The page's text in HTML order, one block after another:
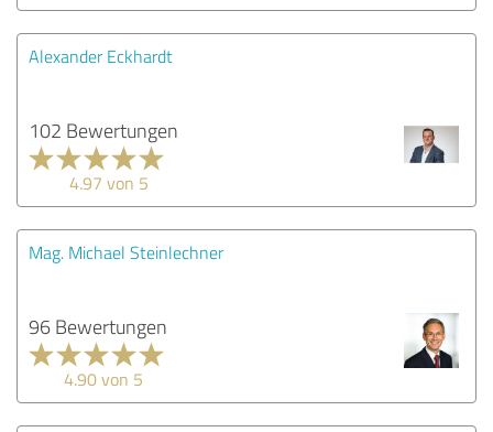
Alexander Eckhardt
102 Bewertungen
4.97 von 5
Mag. Michael Steinlechner
96 Bewertungen
4.90 von 5